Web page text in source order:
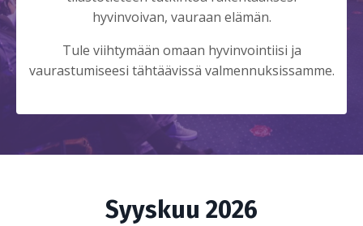
hyvinvoivan, vauraan elämän.
Tule viihtymään omaan hyvinvointiisi ja
vaurastumiseesi tähtäävissä valmennuksissamme.
Syyskuu 2026